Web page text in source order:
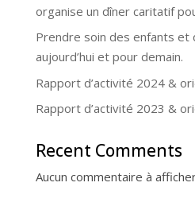
organise un dîner caritatif
Prendre soin des enfants et
aujourd’hui et pour demain.
Rapport d’activité 2024 &
Rapport d’activité 2023 &
Recent Comments
Aucun commentaire à